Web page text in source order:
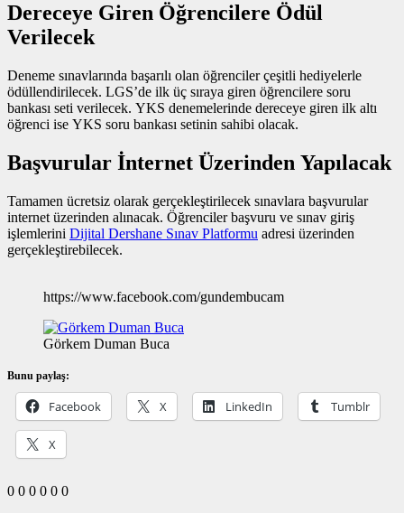
Dereceye Giren Öğrencilere Ödül
Verilecek
Deneme sınavlarında başarılı olan öğrenciler çeşitli hediyelerle
ödüllendirilecek. LGS’de ilk üç sıraya giren öğrencilere soru
bankası seti verilecek. YKS denemelerinde dereceye giren ilk altı
öğrenci ise YKS soru bankası setinin sahibi olacak.
Başvurular İnternet Üzerinden Yapılacak
Tamamen ücretsiz olarak gerçekleştirilecek sınavlara başvurular
internet üzerinden alınacak. Öğrenciler başvuru ve sınav giriş
işlemlerini Dijital Dershane Sınav Platformu adresi üzerinden
gerçekleştirebilecek.
https://www.facebook.com/gundembucam
Görkem Duman Buca
Bunu paylaş:
Facebook X LinkedIn Tumblr
X
0 0 0 0 0 0